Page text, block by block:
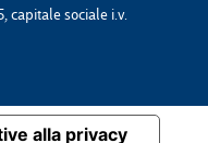
capitale sociale i.v.
alla privacy